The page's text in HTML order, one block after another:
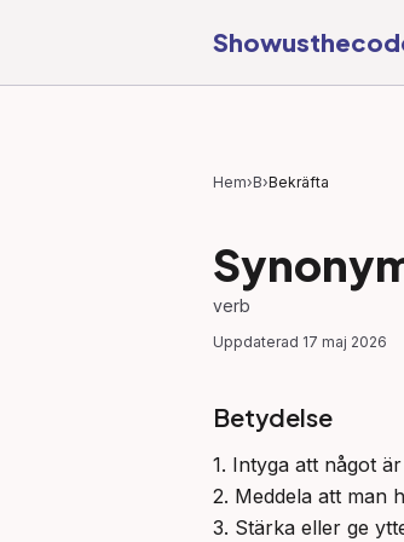
Hem›B›Bekräfta
verb
Uppdaterad 17 maj 2026
Betydelse
1. Intyga att något
2. Meddela att man
3. Stärka eller ge